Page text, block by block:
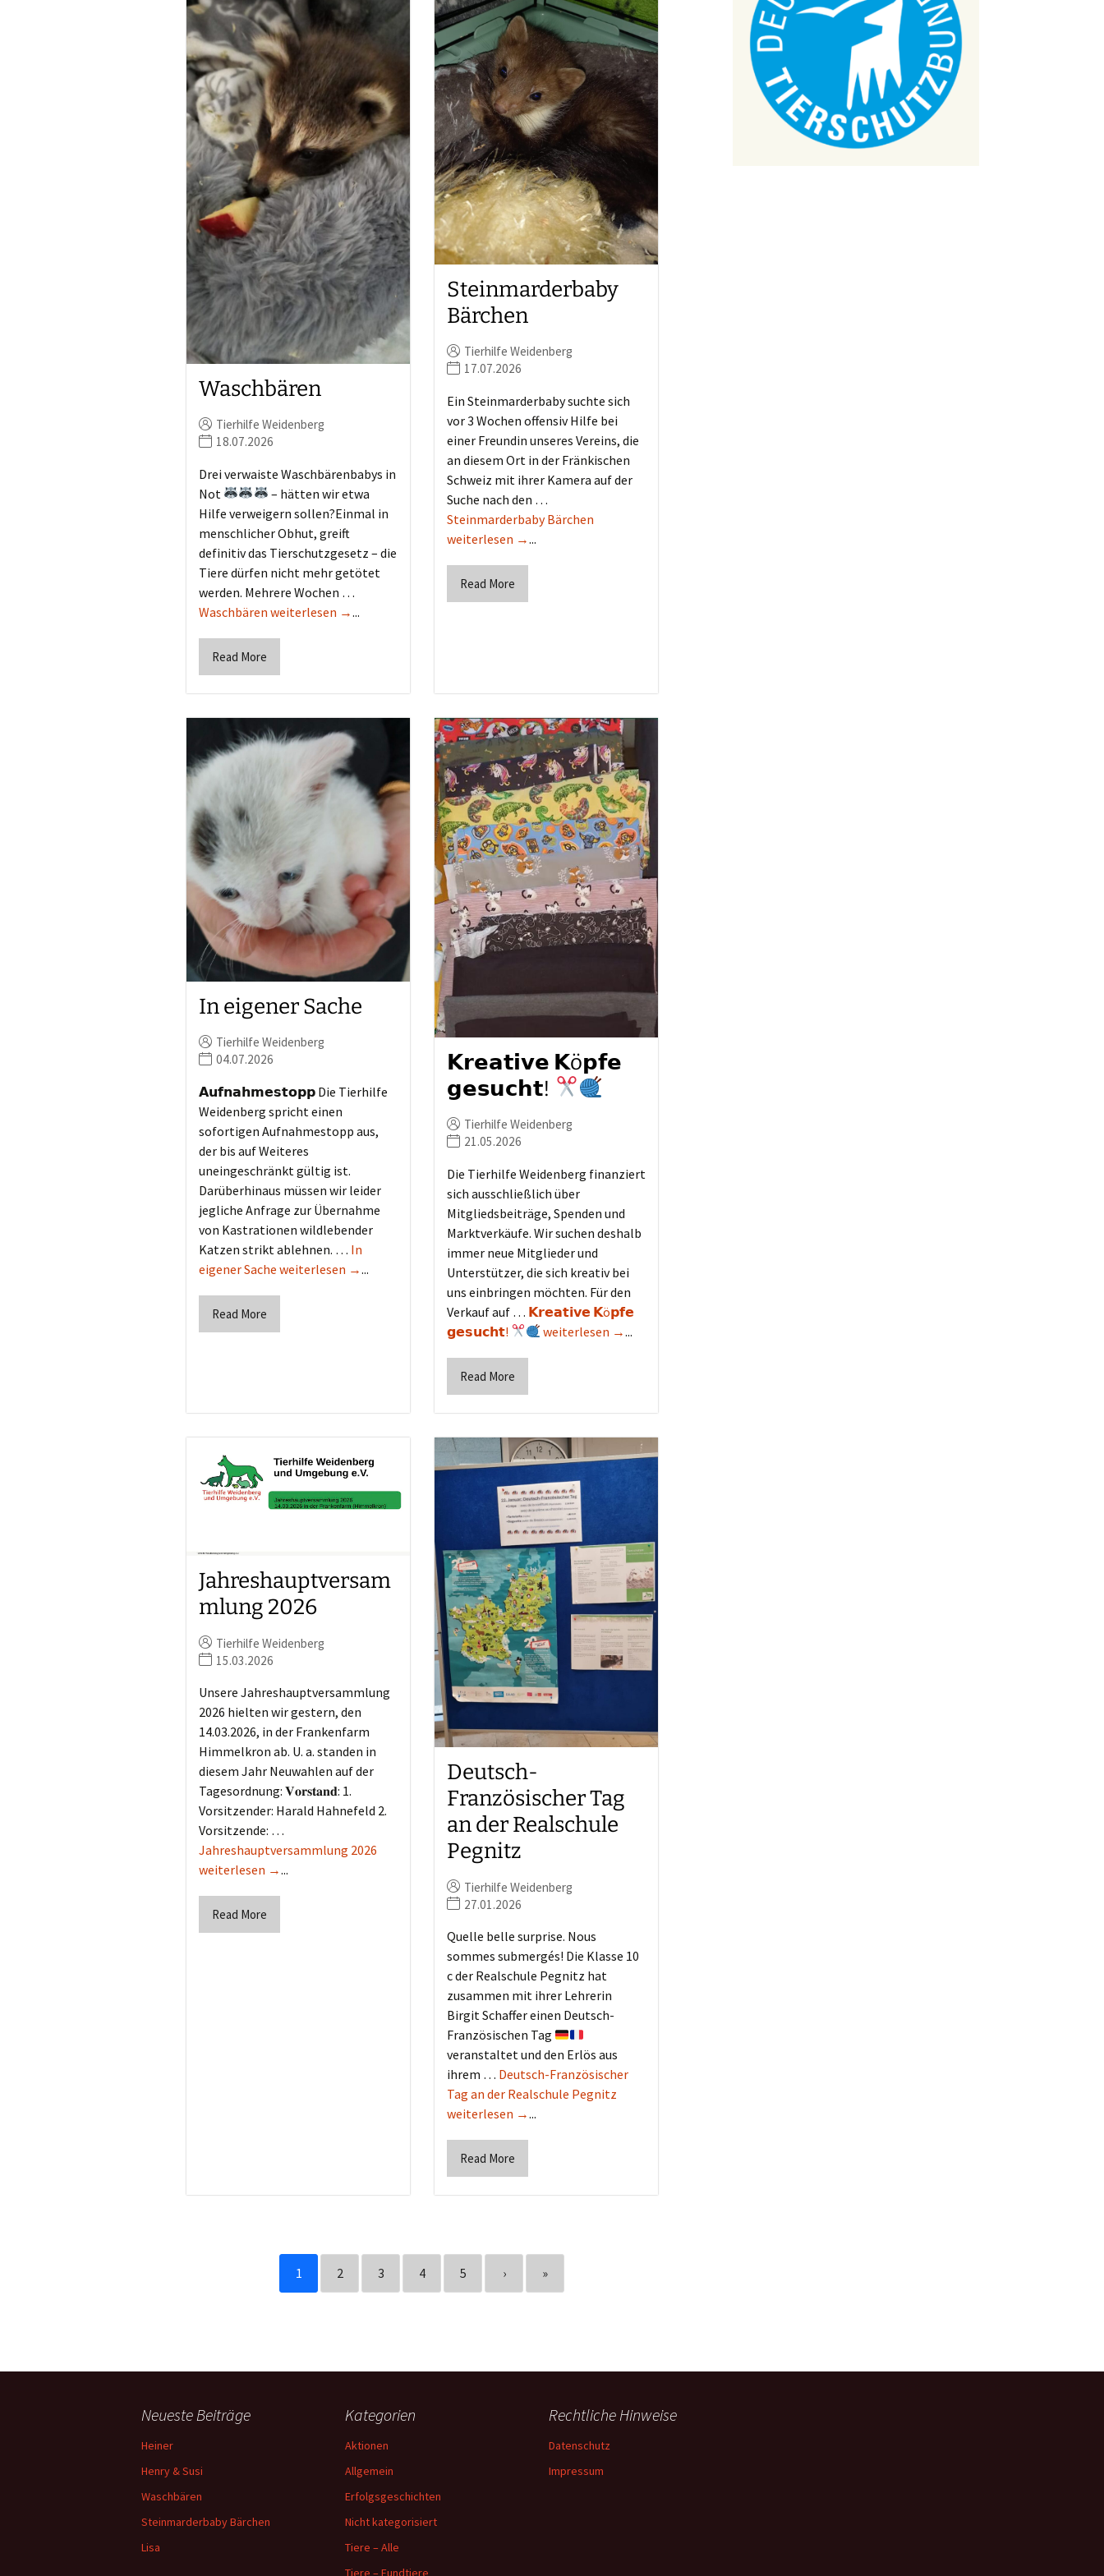
Waschbären
Tierhilfe Weidenberg
18.07.2026
Drei verwaiste Waschbärenbabys in
Not
– hätten wir etwa
Hilfe verweigern sollen?Einmal in
menschlicher Obhut, greift
definitiv das Tierschutzgesetz – die
Tiere dürfen nicht mehr getötet
werden. Mehrere Wochen …
Waschbären weiterlesen →...
Read More
Steinmarderbaby
Bärchen
Tierhilfe Weidenberg
17.07.2026
Ein Steinmarderbaby suchte sich
vor 3 Wochen offensiv Hilfe bei
einer Freundin unseres Vereins, die
an diesem Ort in der Fränkischen
Schweiz mit ihrer Kamera auf der
Suche nach den …
Steinmarderbaby Bärchen
weiterlesen →...
Read More
In eigener Sache
Tierhilfe Weidenberg
04.07.2026
𝗔𝘂𝗳𝗻𝗮𝗵𝗺𝗲𝘀𝘁𝗼𝗽𝗽 Die Tierhilfe
Weidenberg spricht einen
sofortigen Aufnahmestopp aus,
der bis auf Weiteres
uneingeschränkt gültig ist.
Darüberhinaus müssen wir leider
jegliche Anfrage zur Übernahme
von Kastrationen wildlebender
Katzen strikt ablehnen. … In
eigener Sache weiterlesen →...
Read More
𝗞𝗿𝗲𝗮𝘁𝗶𝘃𝗲 𝗞ö𝗽𝗳𝗲
𝗴𝗲𝘀𝘂𝗰𝗵𝘁!
Tierhilfe Weidenberg
21.05.2026
Die Tierhilfe Weidenberg finanziert
sich ausschließlich über
Mitgliedsbeiträge, Spenden und
Marktverkäufe. Wir suchen deshalb
immer neue Mitglieder und
Unterstützer, die sich kreativ bei
uns einbringen möchten. Für den
Verkauf auf … 𝗞𝗿𝗲𝗮𝘁𝗶𝘃𝗲 𝗞ö𝗽𝗳𝗲
𝗴𝗲𝘀𝘂𝗰𝗵𝘁!
weiterlesen →...
Read More
Jahreshauptversam
mlung 2026
Tierhilfe Weidenberg
15.03.2026
Unsere Jahreshauptversammlung
2026 hielten wir gestern, den
14.03.2026, in der Frankenfarm
Himmelkron ab. U. a. standen in
diesem Jahr Neuwahlen auf der
Tagesordnung: 𝐕𝐨𝐫𝐬𝐭𝐚𝐧𝐝: 1.
Vorsitzender: Harald Hahnefeld 2.
Vorsitzende: …
Jahreshauptversammlung 2026
weiterlesen →...
Read More
Deutsch-
Französischer Tag
an der Realschule
Pegnitz
Tierhilfe Weidenberg
27.01.2026
Quelle belle surprise. Nous
sommes submergés! Die Klasse 10
c der Realschule Pegnitz hat
zusammen mit ihrer Lehrerin
Birgit Schaffer einen Deutsch-
Französischen Tag
veranstaltet und den Erlös aus
ihrem … Deutsch-Französischer
Tag an der Realschule Pegnitz
weiterlesen →...
Read More
1 2 3 4 5 › »
Neueste Beiträge
Heiner
Henry & Susi
Waschbären
Steinmarderbaby Bärchen
Lisa
Kategorien
Aktionen
Allgemein
Erfolgsgeschichten
Nicht kategorisiert
Tiere – Alle
Tiere – Fundtiere
Rechtliche Hinweise
Datenschutz
Impressum